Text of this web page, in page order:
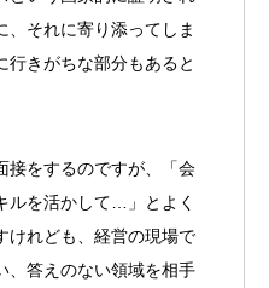
、それに寄り添ってしま
行きがちな部分もあると
接をするのですが、「会
を活かして…」とよく
けれども、経営の現場で
、答えのない領域を相手